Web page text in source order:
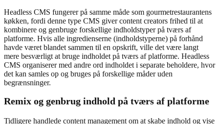
Headless CMS fungerer på samme måde som gourmetrestaurantens
køkken, fordi denne type CMS giver content creators frihed til at
kombinere og genbruge forskellige indholdstyper på tværs af
platforme. Hvis alle ingredienserne (indholdstyperne) på forhånd
havde været blandet sammen til en opskrift, ville det være langt
mere besværligt at bruge indholdet på tværs af platforme. Headless
CMS organiserer med andre ord indholdet i separate beholdere, hvor
det kan samles op og bruges på forskellige måder uden
begrænsninger.
Remix og genbrug indhold på tværs af platforme
Tidligere handlede content management om at skabe indhold og vise